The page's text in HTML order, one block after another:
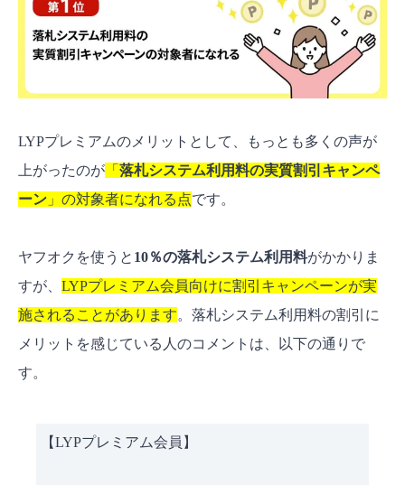
LYPプレミアムのメリットとして、もっとも多くの声が
上がったのが 「 落札システム利用料の実質割引キャンペ
ーン 」の対象者になれる点です。
ヤフオクを使うと 10％の落札システム利用料がかかりま
すが、 LYPプレミアム会員向けに割引キャンペーンが実
施されることがあります。落札システム利用料の割引に
メリットを感じている人のコメントは、以下の通りで
す。
【LYPプレミアム会員】